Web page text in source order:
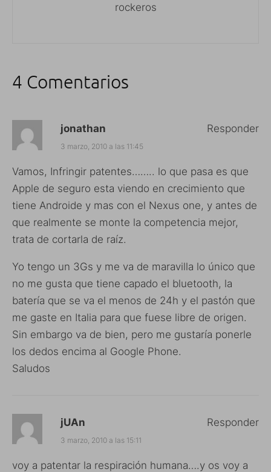
rockeros
4 Comentarios
jonathan
3 marzo, 2010 a las 11:45
Vamos, Infringir patentes…….. lo que pasa es que
Apple de seguro esta viendo en crecimiento que
tiene Androide y mas con el Nexus one, y antes de
que realmente se monte la competencia mejor,
trata de cortarla de raíz.
Yo tengo un 3Gs y me va de maravilla lo único que
no me gusta que tiene capado el bluetooth, la
batería que se va el menos de 24h y el pastón que
me gaste en Italia para que fuese libre de origen.
Sin embargo va de bien, pero me gustaría ponerle
los dedos encima al Google Phone.
Saludos
Responder
jUAn
3 marzo, 2010 a las 15:11
voy a patentar la respiración humana….y os voy a
Responder